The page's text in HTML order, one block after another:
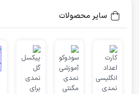
سایر محصولات